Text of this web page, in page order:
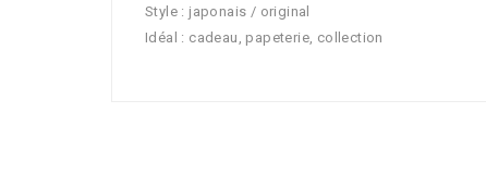
Style : japonais / original
Idéal : cadeau, papeterie, collection